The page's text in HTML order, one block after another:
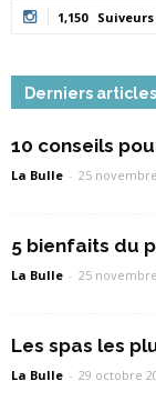
1,150 Suiveurs
Derniers articles
10 conseils
La Bulle - 25
5 bienfaits du
La Bulle - 25
Les spas les
La Bulle - 29 octobre